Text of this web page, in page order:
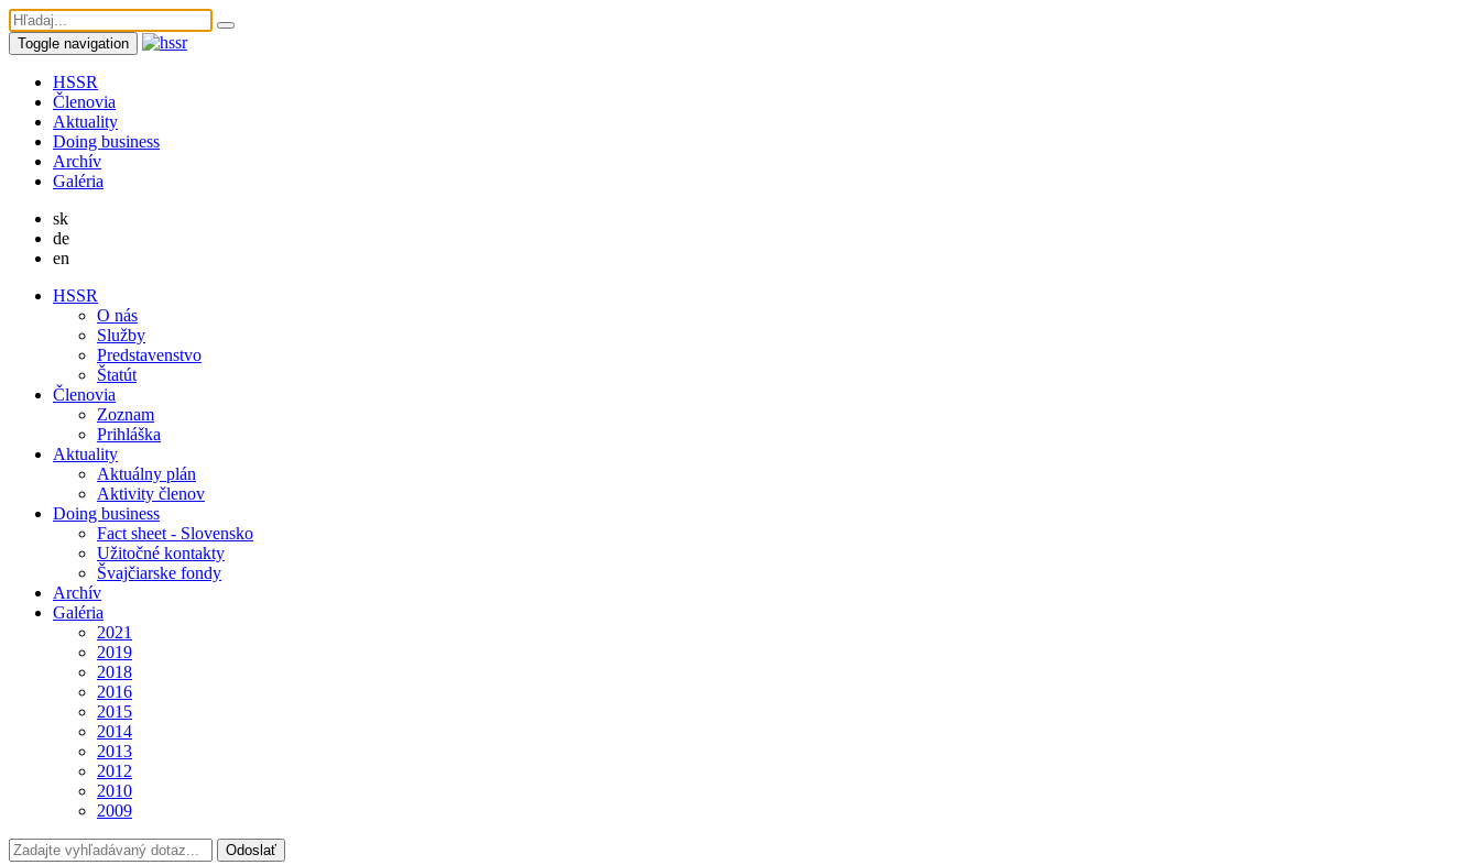
Toggle navigation
HSSR
Členovia
Aktuality
Doing business
Archív
Galéria
sk
de
en
HSSR
O nás
Služby
Predstavenstvo
Štatút
Členovia
Zoznam
Prihláška
Aktuality
Aktuálny plán
Aktivity členov
Doing business
Fact sheet - Slovensko
Užitočné kontakty
Švajčiarske fondy
Archív
Galéria
2021
2019
2018
2016
2015
2014
2013
2012
2010
2009